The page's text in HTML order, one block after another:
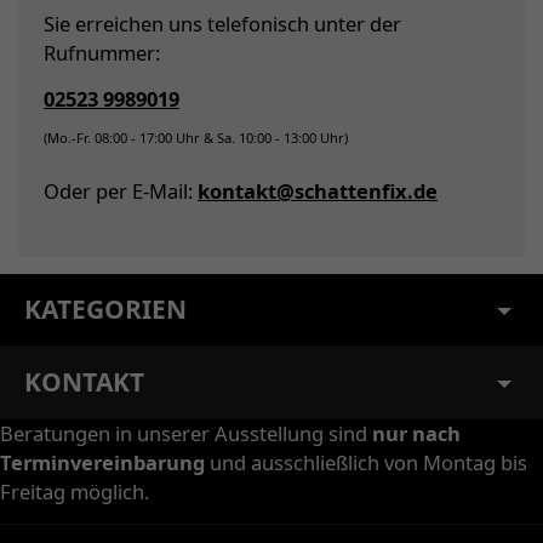
Sie erreichen uns telefonisch unter der
Rufnummer:
02523 9989019
(Mo.-Fr. 08:00 - 17:00 Uhr & Sa. 10:00 - 13:00 Uhr)
Oder per E-Mail: kontakt@schattenfix.de
KATEGORIEN
KONTAKT
Beratungen in unserer Ausstellung sind nur nach
Terminvereinbarung und ausschließlich von Montag bis
Freitag möglich.